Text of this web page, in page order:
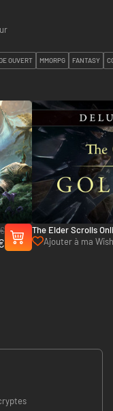
OUVERT MMORPG FANTASY
The Elder Scrolls
Upgrade: Gold Road
Xbox Series X|S
Ajouter à ma